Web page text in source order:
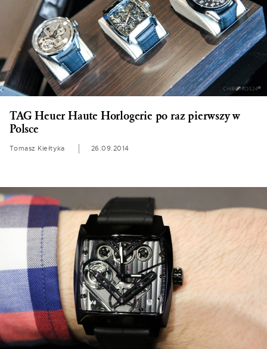
TAG Heuer Haute Horlogerie po raz pierwszy w
Polsce
Tomasz Kiełtyka 26.09.2014